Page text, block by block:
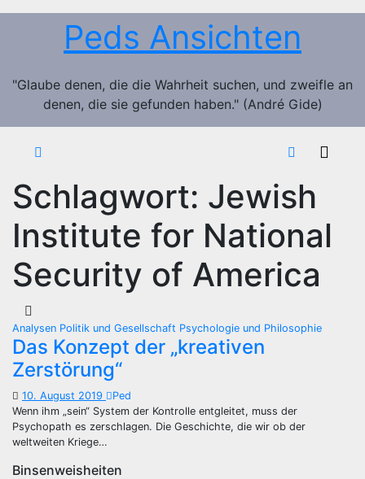
Zum
Peds Ansichten
"Glaube denen, die die Wahrheit suchen, und zweifle an
denen, die sie gefunden haben." (André Gide)
Schlagwort: Jewish
Institute for National
Security of America
Analysen Politik und Gesellschaft Psychologie und Philosophie
Das Konzept der „kreativen
Zerstörung“
10. August 2019
Ped
Wenn ihm „sein“ System der Kontrolle entgleitet, muss der
Psychopath es zerschlagen. Die Geschichte, die wir ob der
weltweiten Kriege…
Binsenweisheiten